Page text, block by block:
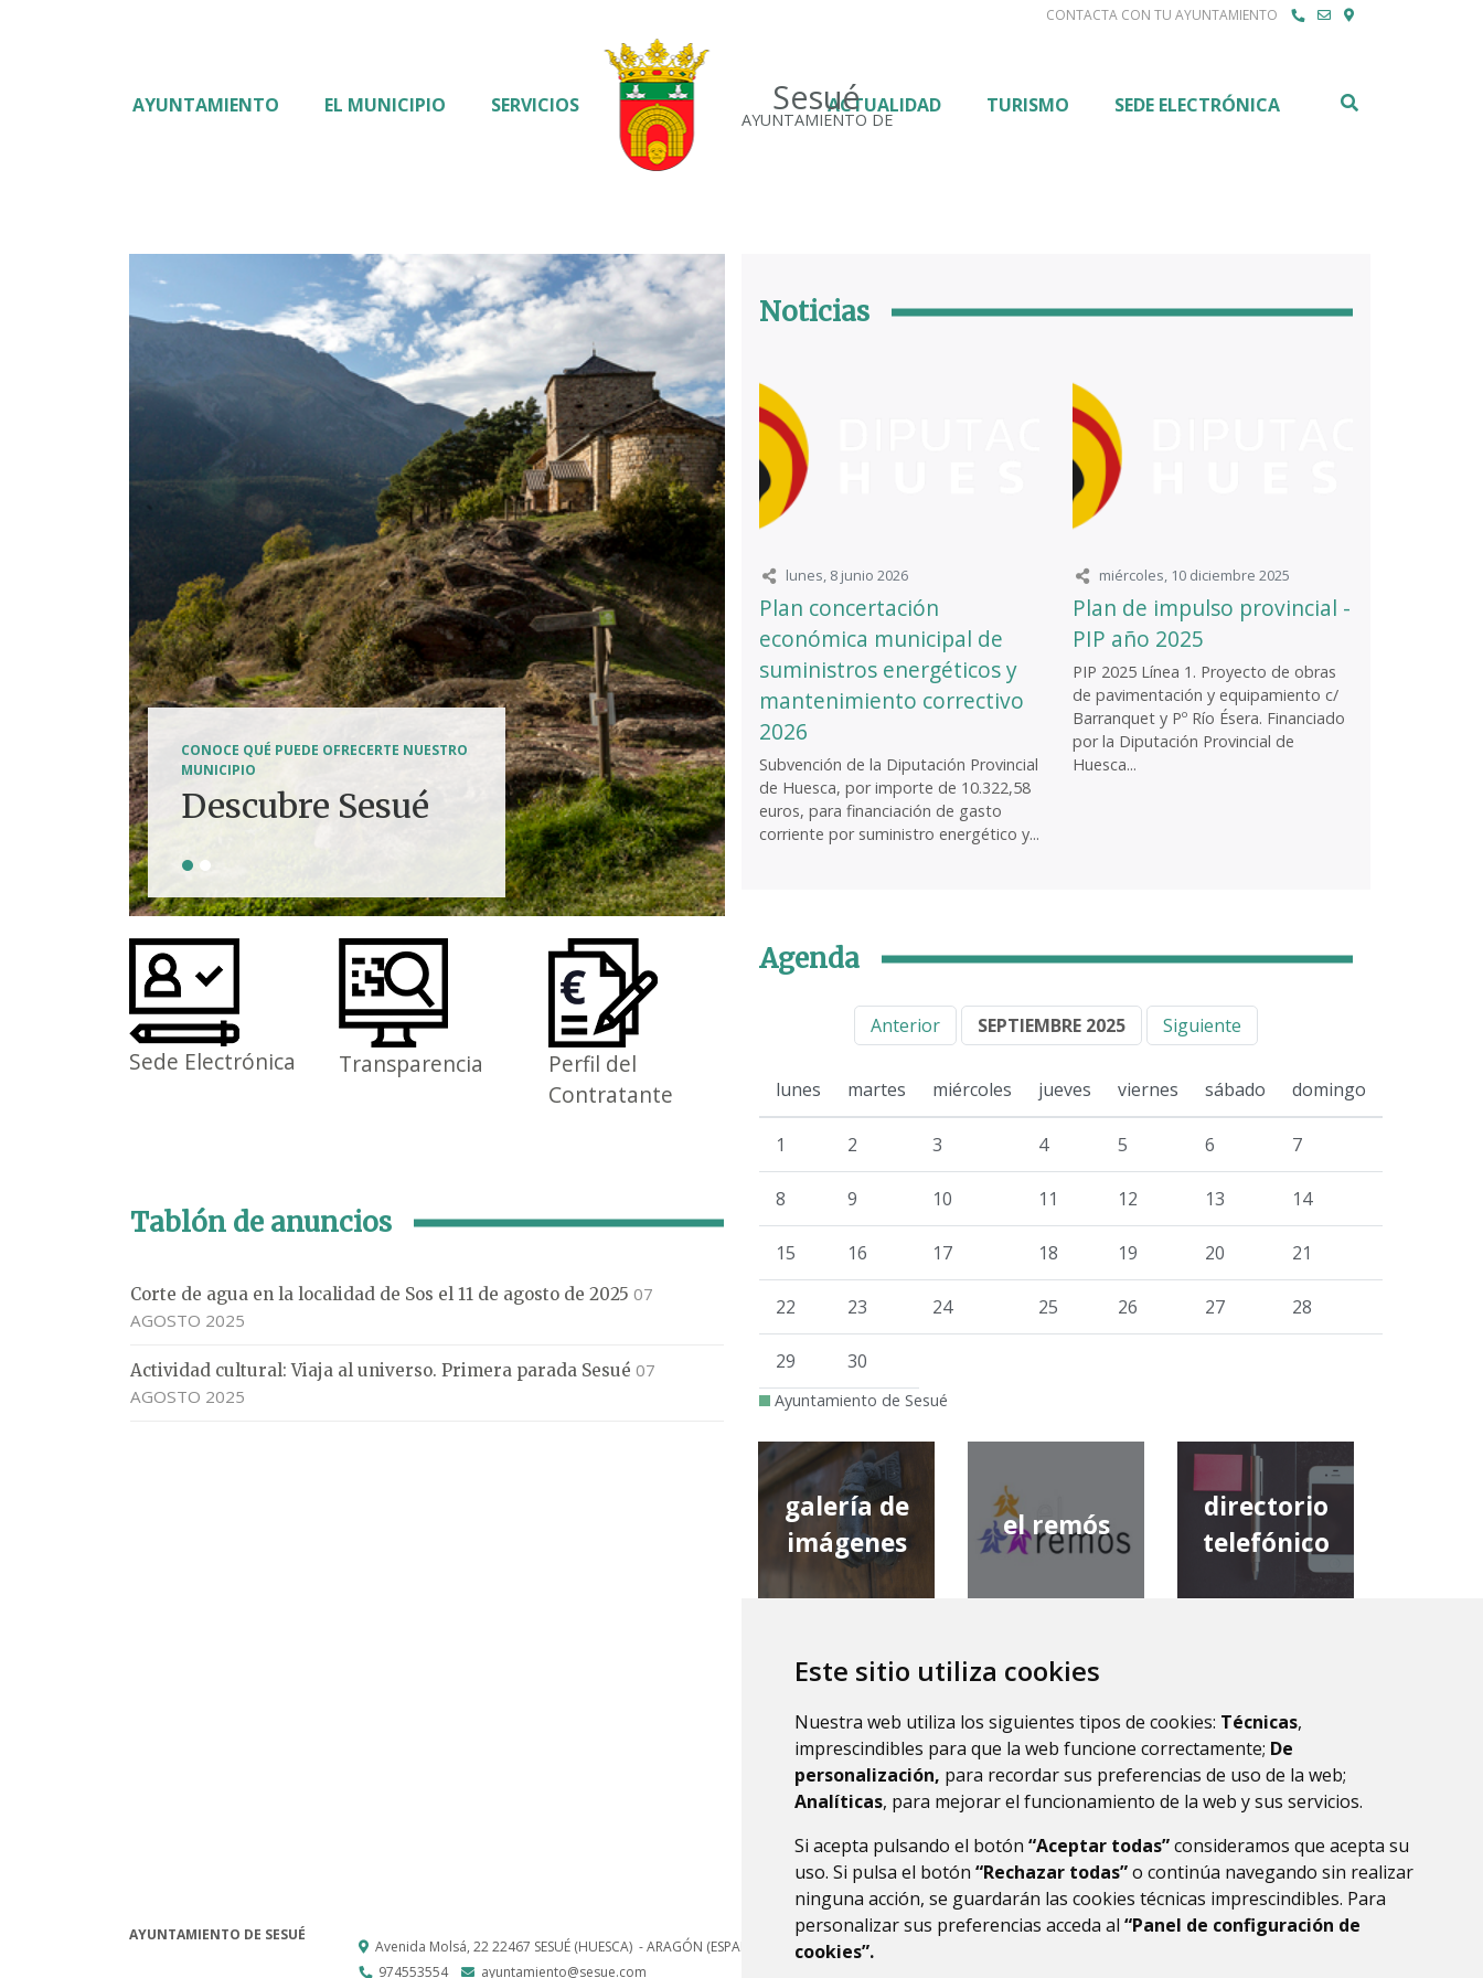
Este sitio utiliza cookies
Nuestra web utiliza los siguientes tipos de cookies: Técnicas,
imprescindibles para que la web funcione correctamente; De
personalización, para recordar sus preferencias de uso de la web;
Analíticas, para mejorar el funcionamiento de la web y sus servicios.
Si acepta pulsando el botón “Aceptar todas”consideramos que acepta su
uso. Si pulsa el botón “Rechazar todas”o continúa navegando sin realizar
ninguna acción, se guardarán las cookies técnicas imprescindibles. Para
personalizar sus preferencias acceda al “Panel de configuración de
cookies”.
CONTACTA CON TU AYUNTAMIENTO
Sesué
AYUNTAMIENTO DE
AYUNTAMIENTO EL MUNICIPIO SERVICIOS ACTUALIDAD TURISMO SEDE ELECTRÓNICA
CONOCE QUÉ PUEDE OFRECERTE NUESTRO
MUNICIPIO
Descubre Sesué
Tierra de
aventuras
Sede Electrónica Transparencia
Perfil del
Contratante
Tablón de anuncios
Corte de agua en la localidad de Sos el 11 de agosto de 2025 07
AGOSTO 2025
Actividad cultural: Viaja al universo. Primera parada Sesué 07
AGOSTO 2025
Noticias
lunes, 8 junio 2026
Plan concertación
económica municipal de
suministros energéticos y
mantenimiento correctivo
2026
Subvención de la Diputación Provincial
de Huesca, por importe de 10.322,58
euros, para financiación de gasto
corriente por suministro energético y...
miércoles, 10 diciembre 2025
Plan de impulso provincial -
PIP año 2025
PIP 2025 Línea 1. Proyecto de obras
de pavimentación y equipamiento c/
Barranquet y Pº Río Ésera. Financiado
por la Diputación Provincial de
Huesca...
Agenda
Anterior SEPTIEMBRE 2025 Siguiente
lunes martes miércoles jueves viernes sábado domingo
1 2 3 4 5 6 7
8 9 10 11 12 13 14
15 16 17 18 19 20 21
22 23 24 25 26 27 28
29 30
Ayuntamiento de Sesué
galería de
imágenes
el remós
directorio
telefónico
hace
la ribagorza
provincial de
huesca
AYUNTAMIENTO DE SESUÉ
Avenida Molsá, 2222467 SESUÉ (HUESCA) - ARAGÓN (ESPAÑA)
974553554
ayuntamiento@sesue.com